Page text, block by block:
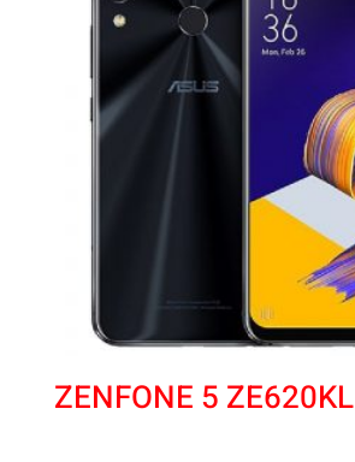
ZENFONE 5 ZE620KL